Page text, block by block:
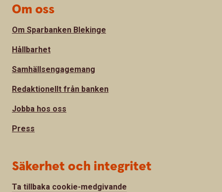
Om oss
Om Sparbanken Blekinge
Hållbarhet
Samhällsengagemang
Redaktionellt från banken
Jobba hos oss
Press
Säkerhet och integritet
Ta tillbaka cookie-medgivande